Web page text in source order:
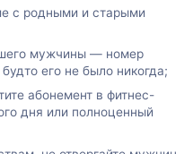
с родными и старыми
мужчины — номер
его не было никогда;
абонемент в фитнес-
дня или полноценный